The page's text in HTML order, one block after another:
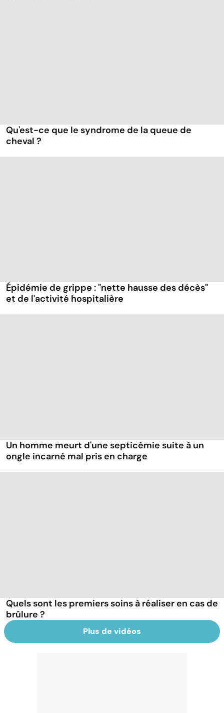
Qu'est-ce que le syndrome de la queue de
cheval ?
Épidémie de grippe : "nette hausse des décès"
et de l'activité hospitalière
Un homme meurt d'une septicémie suite à un
ongle incarné mal pris en charge
Quels sont les premiers soins à réaliser en cas de
brûlure ?
Plus de vidéos